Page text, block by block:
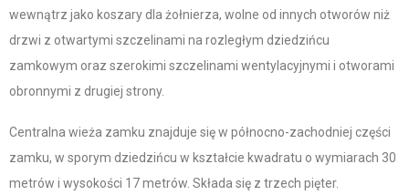
wewnątrz jako koszary dla żołnierza, wolne od innych otworów niż
drzwi z otwartymi szczelinami na rozległym dziedzińcu
zamkowym oraz szerokimi szczelinami wentylacyjnymi i otworami
obronnymi z drugiej strony.
Centralna wieża zamku znajduje się w północno-zachodniej części
zamku, w sporym dziedzińcu w kształcie kwadratu o wymiarach 30
metrów i wysokości 17 metrów. Składa się z trzech pięter.